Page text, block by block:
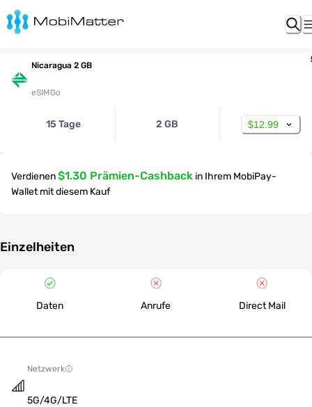
Nicaragua 2 GB
eSIMGo
15 Tage 2 GB $12.99
Verdienen$1.30 Prämien-Cashback in Ihrem MobiPay-
Wallet mit diesem Kauf
Einzelheiten
Daten Anrufe Direct Mail
Netzwerk
5G/4G/LTE